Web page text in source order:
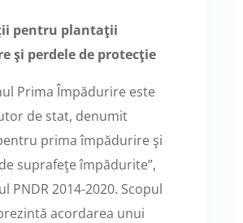
pentru plantaţii
şi perdele de protecţie
Prima Împădurire este
de stat, denumit
prima împădurire şi
suprafeţe împădurite”,
PNDR 2014-2020. Scopul
acordarea unui